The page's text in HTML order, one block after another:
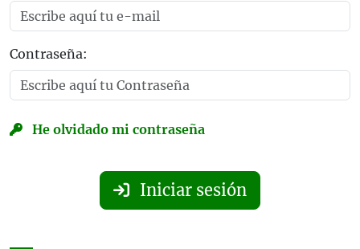
Contraseña:
He olvidado mi contraseña
Iniciar sesión